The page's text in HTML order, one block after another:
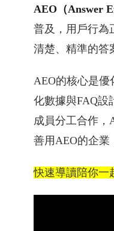
AEO（Answer
普及，用戶行為
清楚、精準的答
AEO的核心是優
化數據與FAQ設
成員分工合作，
善用AEO的企業
快速導讀陪你一